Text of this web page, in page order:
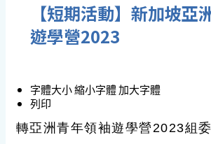
【短期活動】新加坡亞
遊學營2023
字體大小縮小字體加大字體
列印
轉亞洲青年領袖遊學營2023組